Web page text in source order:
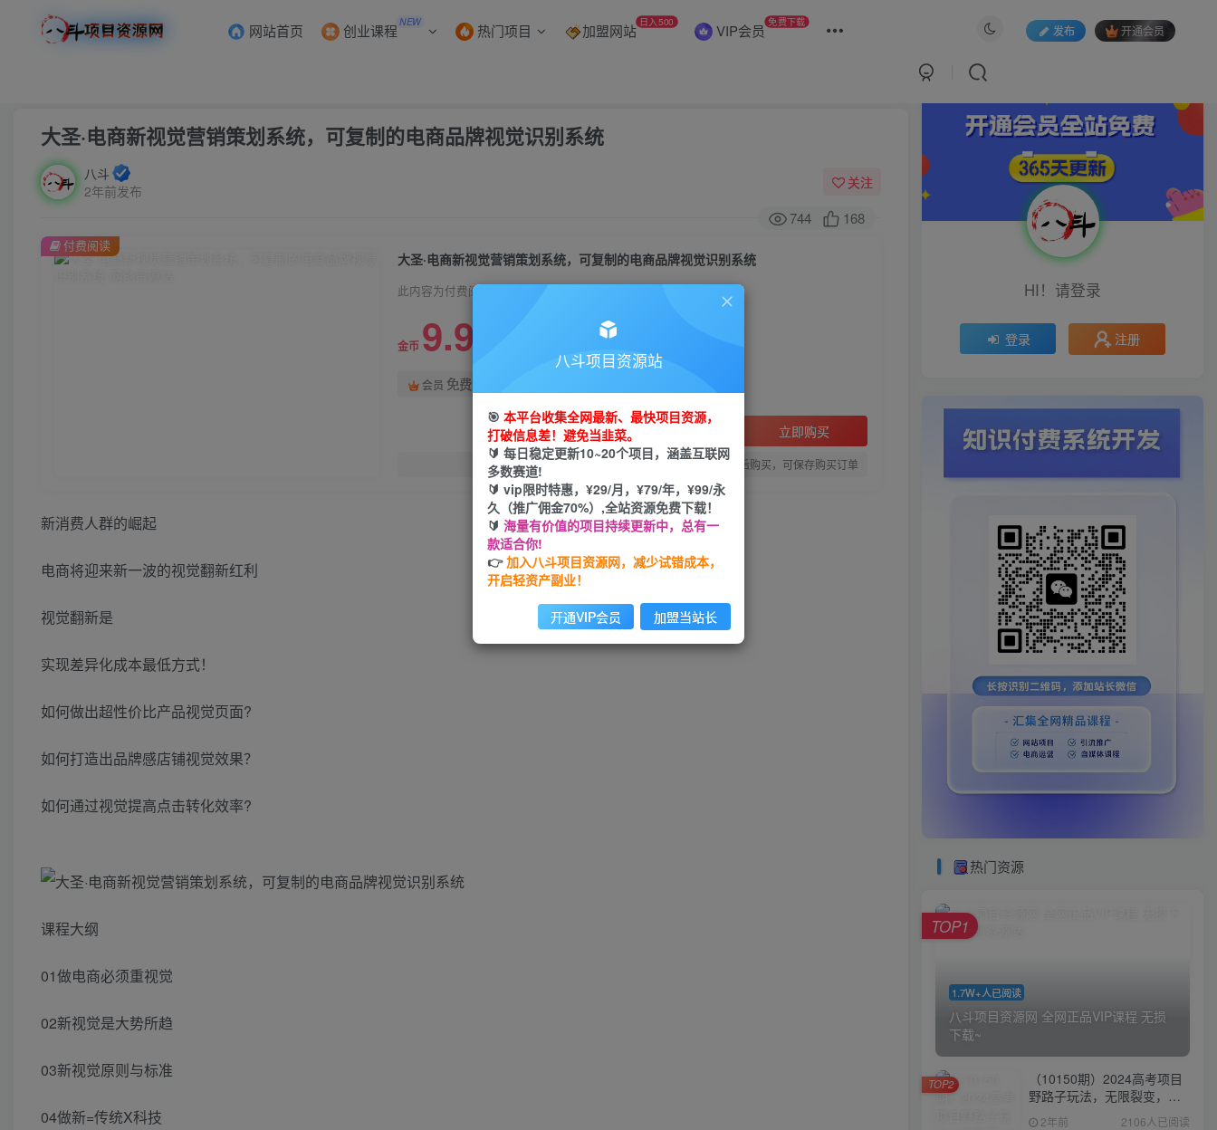
网站首页 创业课程 NEW 热门项目 加盟网站 日入500 VIP会员 免费下载
发布 开通会员
大圣·电商新视觉营销策划系统，可复制的电商品牌视觉识别系统
八斗
2年前发布
关注
744 168
大圣·电商新视觉营销策划系统，可复制的电商品牌视觉识别系统
此内容为付费阅读，请付费后查看
金币 9.9
会员 免费
立即购买
您当前未登录！建议登陆后购买，可保存购买订单
付费阅读
新消费人群的崛起
电商将迎来新一波的视觉翻新红利
视觉翻新是
实现差异化成本最低方式！
如何做出超性价比产品视觉页面?
如何打造出品牌感店铺视觉效果？
如何通过视觉提高点击转化效率?
课程大纲
01做电商必须重视觉
02新视觉是大势所趋
03新视觉原则与标准
04做新=传统X科技
HI！请登录
登录 注册
热门资源
1.7W+人已阅读
八斗项目资源网 全网正品VIP课程 无损
下载~
TOP1
（10150期）2024高考项目
野路子玩法，无限裂变，最
高一天1W＋！
2年前 2106人已阅读
TOP2
八斗项目资源站
🎯 本平台收集全网最新、最快项目资源，
打破信息差！避免当韭菜。
🔰 每日稳定更新10~20个项目，涵盖互联网
多数赛道!
🔰 vip限时特惠，¥29/月，¥79/年，¥99/永
久（推广佣金70%）,全站资源免费下载！
🔰 海量有价值的项目持续更新中，总有一
款适合你!
👉加入八斗项目资源网，减少试错成本，
开启轻资产副业！
开通VIP会员 加盟当站长